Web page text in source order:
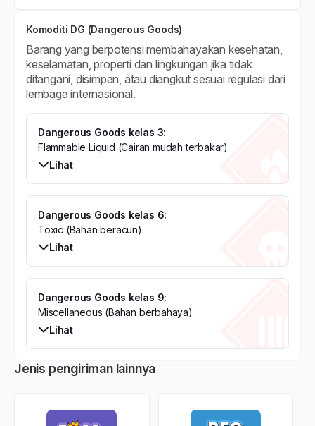
Komoditi DG (Dangerous Goods)
Barang yang berpotensi membahayakan kesehatan,
keselamatan, properti dan lingkungan jika tidak
ditangani, disimpan, atau diangkut sesuai regulasi dari
lembaga internasional.
Dangerous Goods kelas 3:
Flammable Liquid (Cairan mudah terbakar)
Lihat
Dangerous Goods kelas 6:
Toxic (Bahan beracun)
Lihat
Dangerous Goods kelas 9:
Miscellaneous (Bahan berbahaya)
Lihat
Jenis pengiriman lainnya